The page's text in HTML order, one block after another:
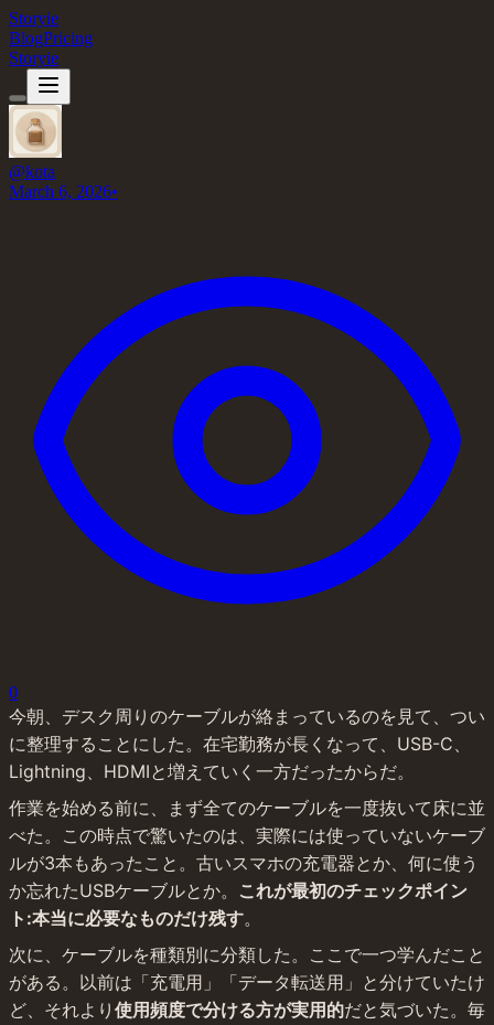
Storyie
BlogPricing
Storyie
@kota
March 6, 2026•
0
今朝、デスク周りのケーブルが絡まっているのを見て、つい
に整理することにした。在宅勤務が長くなって、USB-C、
Lightning、HDMIと増えていく一方だったからだ。
作業を始める前に、まず全てのケーブルを一度抜いて床に並
べた。この時点で驚いたのは、実際には使っていないケーブ
ルが3本もあったこと。古いスマホの充電器とか、何に使う
か忘れたUSBケーブルとか。 これが最初のチェックポイン
ト:本当に必要なものだけ残す。
次に、ケーブルを種類別に分類した。ここで一つ学んだこと
がある。以前は「充電用」「データ転送用」と分けていたけ
ど、それより 使用頻度で分ける方が実用的だと気づいた。毎